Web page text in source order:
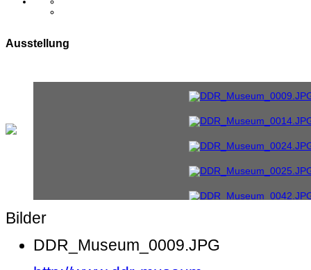
Ausstellung
Bilder
DDR_Museum_0009.JPG